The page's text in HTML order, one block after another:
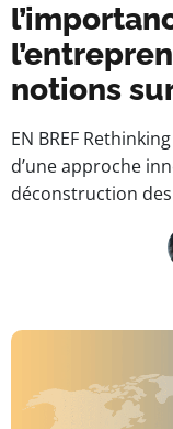
notions
EN BREF
d’une approche
déconstruction